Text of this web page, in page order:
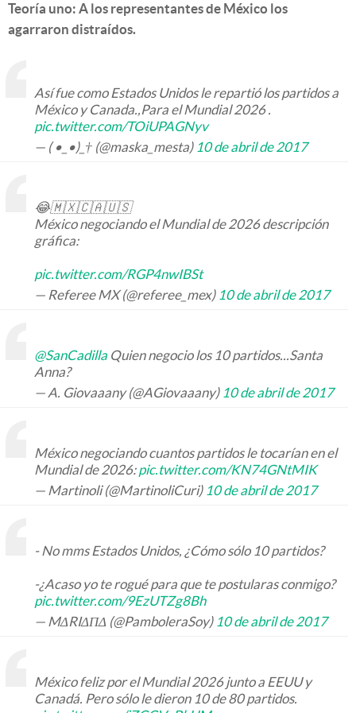
Teoría uno: A los representantes de México los
agarraron distraídos.
Así fue como Estados Unidos le repartió los partidos a
México y Canada.,Para el Mundial 2026 .
pic.twitter.com/TOiUPAGNyv
— ( •_•)_† (@maska_mesta) 10 de abril de 2017
😂🇲🇽🇨🇦🇺🇸
México negociando el Mundial de 2026 descripción
gráfica:
pic.twitter.com/RGP4nwIBSt
— Referee MX (@referee_mex) 10 de abril de 2017
@SanCadilla Quien negocio los 10 partidos...Santa
Anna?
— A. Giovaaany (@AGiovaaany) 10 de abril de 2017
México negociando cuantos partidos le tocarían en el
Mundial de 2026:pic.twitter.com/KN74GNtMIK
— Martinoli (@MartinoliCuri) 10 de abril de 2017
- No mms Estados Unidos, ¿Cómo sólo 10 partidos?
-¿Acaso yo te rogué para que te postularas conmigo?
pic.twitter.com/9EzUTZg8Bh
— MΔRIΔΠΔ (@PamboleraSoy) 10 de abril de 2017
México feliz por el Mundial 2026 junto a EEUU y
Canadá. Pero sólo le dieron 10 de 80 partidos.